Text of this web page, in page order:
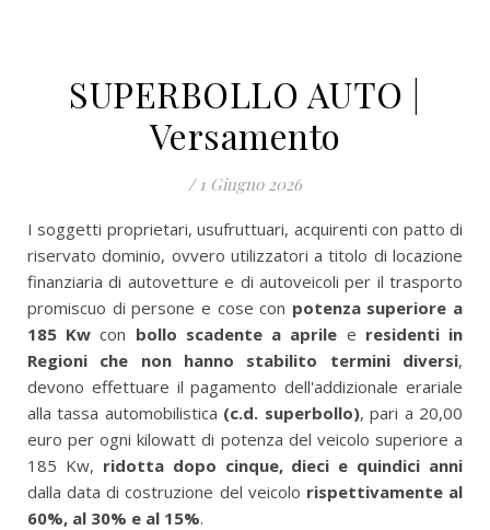
SUPERBOLLO AUTO |
Versamento
/ 1 Giugno 2026
I soggetti proprietari, usufruttuari, acquirenti con patto di
riservato dominio, ovvero utilizzatori a titolo di locazione
finanziaria di autovetture e di autoveicoli per il trasporto
promiscuo di persone e cose con potenza superiore a
185 Kw con bollo scadente a aprile e residenti in
Regioni che non hanno stabilito termini diversi,
devono effettuare il pagamento dell'addizionale erariale
alla tassa automobilistica (c.d. superbollo), pari a 20,00
euro per ogni kilowatt di potenza del veicolo superiore a
185 Kw, ridotta dopo cinque, dieci e quindici anni
dalla data di costruzione del veicolo rispettivamente al
60%, al 30% e al 15%.